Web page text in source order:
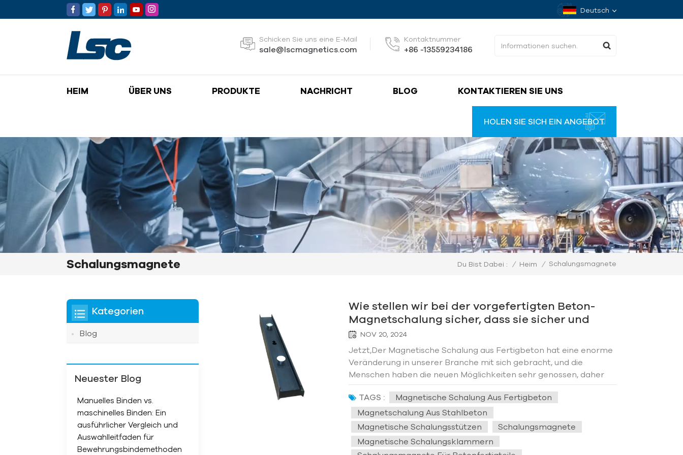
Deutsch
Schicken Sie uns eine E-Mail
sale@lscmagnetics.com
Kontaktnummer
+86 -13559234186
HEIM ÜBER UNS PRODUKTE NACHRICHT BLOG KONTAKTIEREN SIE UNS
HOLEN SIE SICH EIN ANGEBOT
Schalungsmagnete Du Bist Dabei : / Heim / Schalungsmagnete
Wie stellen wir bei der vorgefertigten Beton-
Magnetschalung sicher, dass sie sicher und
effizient ist und richtig verwendet wird?
NOV 20, 2024
Jetzt,Der Magnetische Schalung aus Fertigbeton hat eine enorme
Veränderung in unserer Branche mit sich gebracht, und die
Menschen haben die neuen Möglichkeiten sehr genossen, daher
sollten wir ihr auch die größte Unterstützung zukommen lassen.
Daher im Betriebsprozess Magnetische Schalung aus Fer...
TAGS :
Magnetische Schalung Aus Fertigbeton
Magnetschalung Aus Stahlbeton
Magnetische Schalungsstützen
Schalungsmagnete
Magnetische Schalungsklammern
Kategorien
Blog
Neuester Blog
Manuelles Binden vs.
maschinelles Binden: Ein
ausführlicher Vergleich und
Auswahlleitfaden für
Bewehrungsbindemethoden